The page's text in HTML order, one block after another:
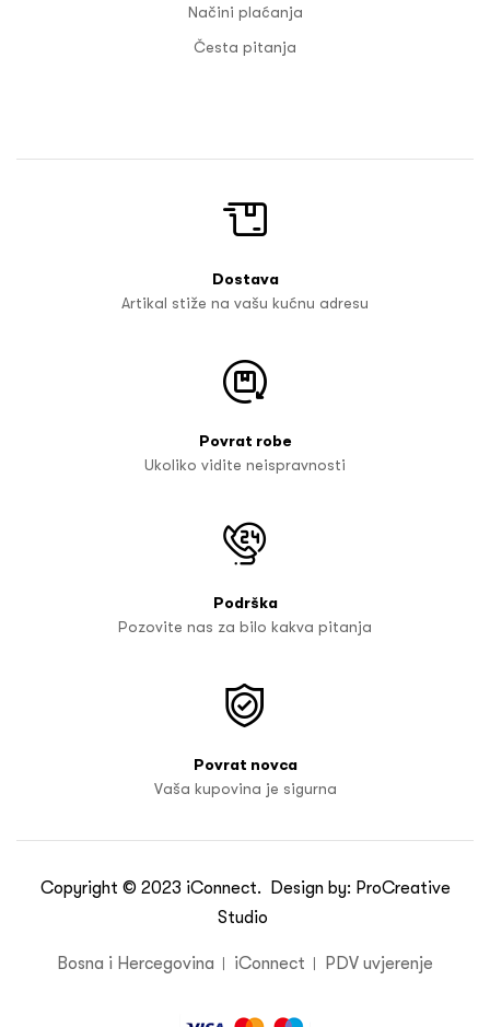
Načini plaćanja
Česta pitanja
Dostava
Artikal stiže na vašu kućnu adresu
Povrat robe
Ukoliko vidite neispravnosti
Podrška
Pozovite nas za bilo kakva pitanja
Povrat novca
Vaša kupovina je sigurna
Copyright © 2023 iConnect. Design by: ProCreative
Studio
Bosna i Hercegovina iConnect PDV uvjerenje